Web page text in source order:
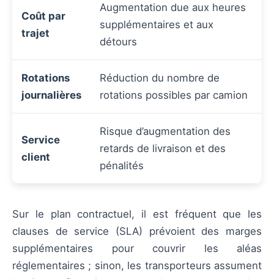
Coût par
trajet
Augmentation due aux heures
supplémentaires et aux
détours
Rotations
journalières
Réduction du nombre de
rotations possibles par camion
Service
client
Risque d’augmentation des
retards de livraison et des
pénalités
Sur le plan contractuel, il est fréquent que les
clauses de service (SLA) prévoient des marges
supplémentaires pour couvrir les aléas
réglementaires ; sinon, les transporteurs assument